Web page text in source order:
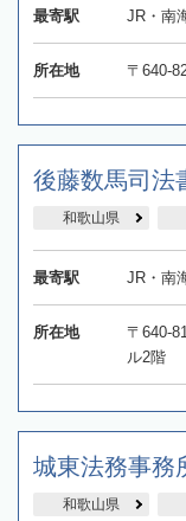
最寄駅 JR・南
所在地 〒640-
後藤数馬司法
和歌山県
最寄駅 JR・南
所在地
〒640-
ル2階
城東法務事務
和歌山県